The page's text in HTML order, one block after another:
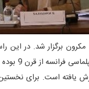
برگزار شد. در این
گرفت که
یافته است. برای